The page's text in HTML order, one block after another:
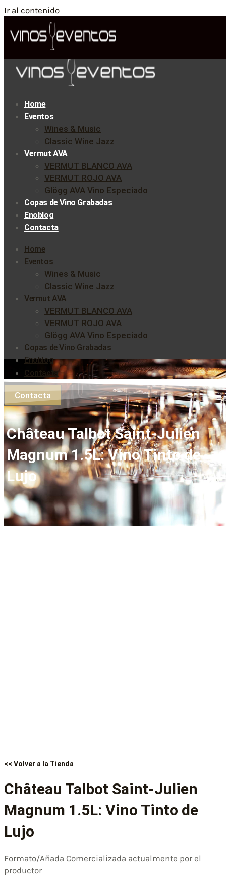
Ir al contenido
Home
Eventos
Wines & Music
Classic Wine Jazz
Vermut AVA
VERMUT BLANCO AVA
VERMUT ROJO AVA
Glögg AVA Vino Especiado
Copas de Vino Grabadas
Enoblog
Contacta
Home
Eventos
Wines & Music
Classic Wine Jazz
Vermut AVA
VERMUT BLANCO AVA
VERMUT ROJO AVA
Glögg AVA Vino Especiado
Copas de Vino Grabadas
Enoblog
Contacta
Contacta
Château Talbot Saint-Julien
Magnum 1.5L: Vino Tinto de
Lujo
<< Volver a la Tienda
Château Talbot Saint-Julien
Magnum 1.5L: Vino Tinto de
Lujo
Formato/Añada Comercializada actualmente por el
productor